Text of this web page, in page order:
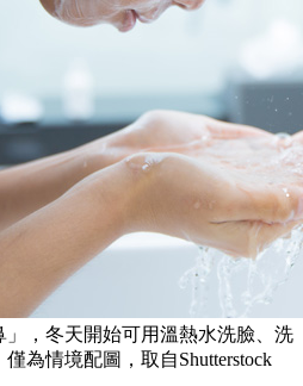
，冬天開始可用溫熱水洗臉、洗
為情境配圖，取自Shutterstock